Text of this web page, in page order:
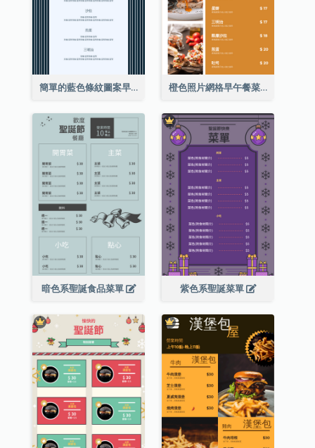
簡單的藍色條紋圖案早午餐菜單 橙色照片網格早午餐菜單
暗色系聖誕食品菜單 紫色系聖誕菜單